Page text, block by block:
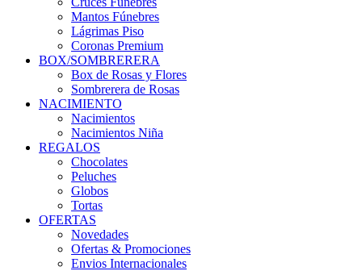
Mantos Fúnebres
Lágrimas Piso
Coronas Premium
BOX/SOMBRERERA
Box de Rosas y Flores
Sombrerera de Rosas
NACIMIENTO
Nacimientos
Nacimientos Niña
REGALOS
Chocolates
Peluches
Globos
Tortas
OFERTAS
Novedades
Ofertas & Promociones
Envios Internacionales